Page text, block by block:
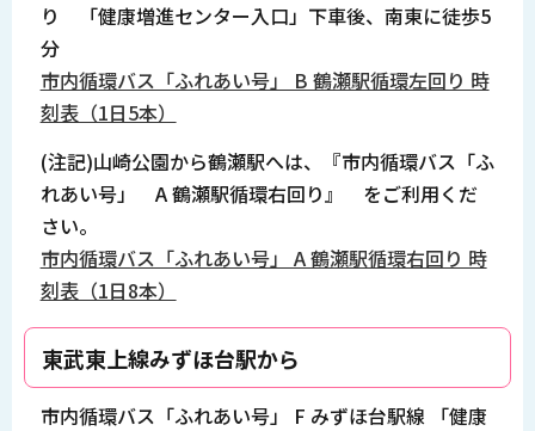
り 「健康増進センター入口」下車後、南東に徒歩5
分
市内循環バス「ふれあい号」 B 鶴瀬駅循環左回り 時
刻表（1日5本）
(注記)山崎公園から鶴瀬駅へは、『市内循環バス「ふ
れあい号」 A 鶴瀬駅循環右回り』 をご利用くだ
さい。
市内循環バス「ふれあい号」 A 鶴瀬駅循環右回り 時
刻表（1日8本）
東武東上線みずほ台駅から
市内循環バス「ふれあい号」 F みずほ台駅線 「健康